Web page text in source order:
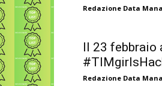
Redazione Data
Il 23 febbraio
Redazione Data